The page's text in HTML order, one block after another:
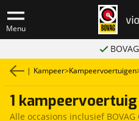
Menu
| Kampeer>Kampeervoertuigen
1
Alle occasions inclusief